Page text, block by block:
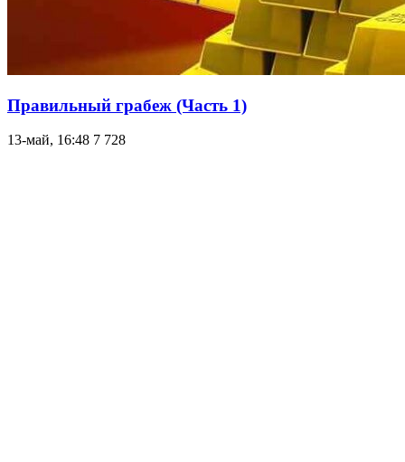
Правильный грабеж (Часть 1)
13-май, 16:48 7 728